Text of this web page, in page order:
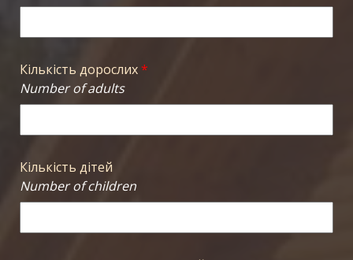
Кількість дорослих*
Number of adults
Кількість дітей
Number of children